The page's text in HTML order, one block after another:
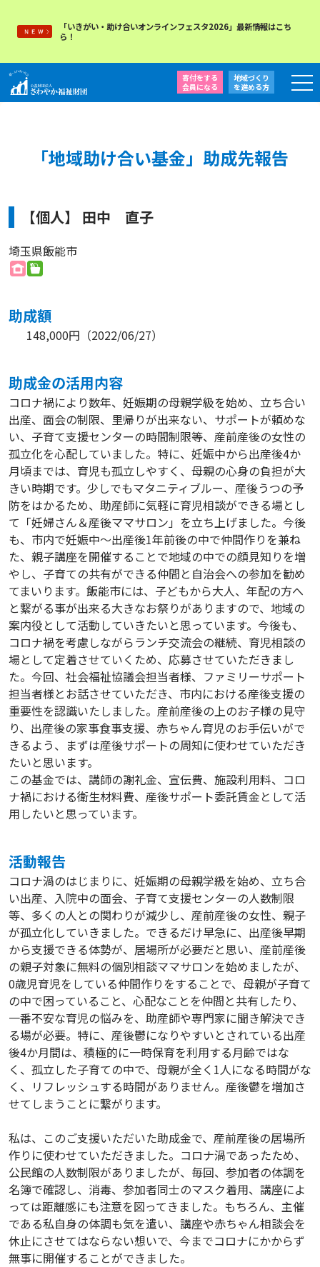
「いきがい・助け合いオンラインフェスタ2026」最新情報はこち
ら！
寄付をする
会員になる
地域づくり
を進める方
「地域助け合い基金」助成先報告
【個人】 田中 直子
埼玉県飯能市
助成額
148,000円 （2022/06/27）
助成⾦の活⽤内容
コロナ禍により数年、妊娠期の母親学級を始め、立ち合い
出産、面会の制限、里帰りが出来ない、サポートが頼めな
い、子育て支援センターの時間制限等、産前産後の女性の
孤立化を心配していました。特に、妊娠中から出産後4か
月頃までは、育児も孤立しやすく、母親の心身の負担が大
きい時期です。少しでもマタニティブルー、産後うつの予
防をはかるため、助産師に気軽に育児相談ができる場とし
て「妊婦さん＆産後ママサロン」を立ち上げました。今後
も、市内で妊娠中～出産後1年前後の中で仲間作りを兼ね
た、親子講座を開催することで地域の中での顔見知りを増
やし、子育ての共有ができる仲間と自治会への参加を勧め
てまいります。飯能市には、子どもから大人、年配の方へ
と繋がる事が出来る大きなお祭りがありますので、地域の
案内役として活動していきたいと思っています。今後も、
コロナ禍を考慮しながらランチ交流会の継続、育児相談の
場として定着させていくため、応募させていただきまし
た。今回、社会福祉協議会担当者様、ファミリーサポート
担当者様とお話させていただき、市内における産後支援の
重要性を認識いたしました。産前産後の上のお子様の見守
り、出産後の家事食事支援、赤ちゃん育児のお手伝いがで
きるよう、まずは産後サポートの周知に使わせていただき
たいと思います。
この基金では、講師の謝礼金、宣伝費、施設利用料、コロ
ナ禍における衛生材料費、産後サポート委託賃金として活
用したいと思っています。
活動報告
コロナ渦のはじまりに、妊娠期の母親学級を始め、立ち合
い出産、入院中の面会、子育て支援センターの人数制限
等、多くの人との関わりが減少し、産前産後の女性、親子
が孤立化していきました。できるだけ早急に、出産後早期
から支援できる体勢が、居場所が必要だと思い、産前産後
の親子対象に無料の個別相談ママサロンを始めましたが、
0歳児育児をしている仲間作りをすることで、母親が子育て
の中で困っていること、心配なことを仲間と共有したり、
一番不安な育児の悩みを、助産師や専門家に聞き解決でき
る場が必要。特に、産後鬱になりやすいとされている出産
後4か月間は、積極的に一時保育を利用する月齢ではな
く、孤立した子育ての中で、母親が全く1人になる時間がな
く、リフレッシュする時間がありません。産後鬱を増加さ
せてしまうことに繋がります。
私は、このご支援いただいた助成金で、産前産後の居場所
作りに使わせていただきました。コロナ渦であったため、
公民館の人数制限がありましたが、毎回、参加者の体調を
名簿で確認し、消毒、参加者同士のマスク着用、講座によ
っては距離感にも注意を図ってきました。もちろん、主催
である私自身の体調も気を遣い、講座や赤ちゃん相談会を
休止にさせてはならない想いで、今までコロナにかからず
無事に開催することができました。